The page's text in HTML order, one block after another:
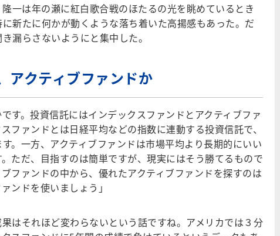
一は年の瀬に紅白歌合戦のほたるの光を眺めているとき
新たに何かが動くような落ち着いた高揚感もあった。だ
漏らさないようにと集中した。
アクティブファンドか
す。投資信託にはインデックスファンドとアクティブファ
ファンドとは日経平均などの指数に連動する投資信託で、
。一方、アクティブファンドは市場平均より長期的にいい
ただ、目指すのは簡単ですが、現実にはそう勝てるもので
ファンドの中から、優れたアクティブファンドを探すのは
ンドを使いましょう」
はそれほど変わらないという話ですね。アメリカでは３分